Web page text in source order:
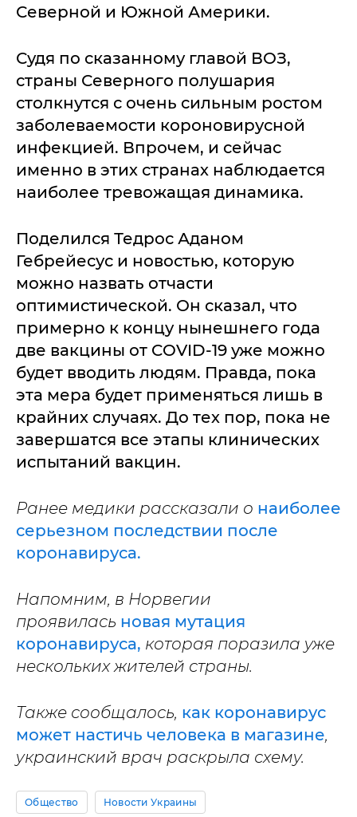
Северной и Южной Америки.
Судя по сказанному главой ВОЗ,
страны Северного полушария
столкнутся с очень сильным ростом
заболеваемости короновирусной
инфекцией. Впрочем, и сейчас
именно в этих странах наблюдается
наиболее тревожащая динамика.
Поделился Тедрос Аданом
Гебрейесус и новостью, которую
можно назвать отчасти
оптимистической. Он сказал, что
примерно к концу нынешнего года
две вакцины от COVID-19 уже можно
будет вводить людям. Правда, пока
эта мера будет применяться лишь в
крайних случаях. До тех пор, пока не
завершатся все этапы клинических
испытаний вакцин.
Ранее медики рассказали о наиболее
серьезном последствии после
коронавируса.
Напомним, в Норвегии
проявилась новая мутация
коронавируса, которая поразила уже
нескольких жителей страны.
Также сообщалось, как коронавирус
может настичь человека в магазине,
украинский врач раскрыла схему.
Общество Новости Украины